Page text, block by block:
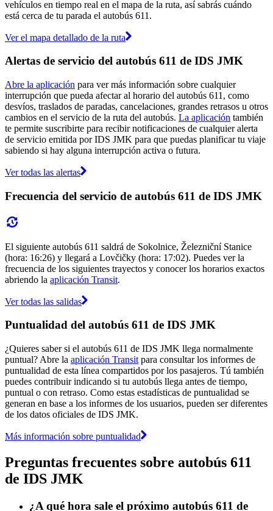
vehículos en tiempo real en el mapa de la ruta, así sabrás cuándo
está cerca de tu parada el autobús 611.
Ver el mapa detallado de la ruta
Alertas de servicio del autobús 611 de IDS JMK
Abre la aplicación para ver más información sobre cualquier
interrupción que pueda afectar al horario del autobús 611, como
desvíos, traslados de paradas, cancelaciones, grandes retrasos u otros
cambios en el servicio de la ruta del autobús. La aplicación también
te permite suscribirte para recibir notificaciones de cualquier alerta
de servicio emitida por IDS JMK para que puedas planificar tu viaje
sabiendo si hay alguna interrupción activa o futura.
Ver todas las alertas
Frecuencia del servicio de autobús 611 de IDS JMK
El siguiente autobús 611 saldrá de Sokolnice, Železniční Stanice
(hora: 16:26) y llegará a Lovčičky (hora: 17:02). Puedes ver la
frecuencia de los siguientes trayectos y conocer los horarios exactos
abriendo la aplicación Transit.
Ver todas las salidas
Puntualidad del autobús 611 de IDS JMK
¿Quieres saber si el autobús 611 de IDS JMK llega normalmente
puntual? Abre la aplicación Transit para consultar los informes de
puntualidad de esta línea compartidos por los pasajeros. Tú también
puedes contribuir indicando si tu autobús llega antes de tiempo,
puntual o con retraso. Como estas estadísticas de puntualidad se
generan en base a los informes de los usuarios, pueden ser diferentes
de los datos oficiales de IDS JMK.
Más información sobre puntualidad
Preguntas frecuentes sobre autobús 611
de IDS JMK
¿A qué hora sale el próximo autobús 611 de